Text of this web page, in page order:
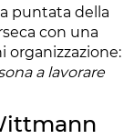
puntata della
con una
organizzazione:
a lavorare